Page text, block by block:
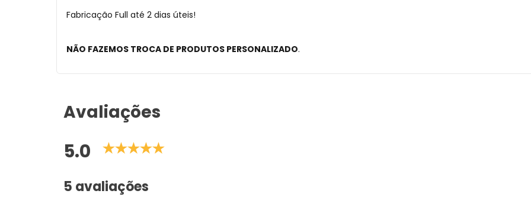
Fabricação Full até 2 dias úteis!
NÃO FAZEMOS TROCA DE PRODUTOS PERSONALIZADO.
Avaliações
5.0
5 avaliações